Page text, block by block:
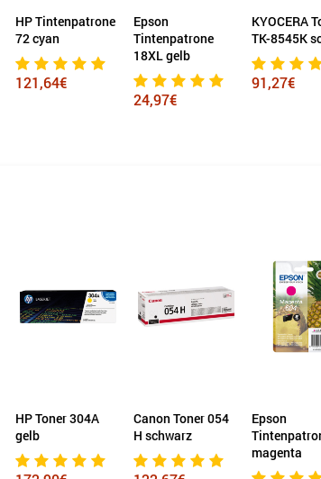
HP Tintenpatrone
72 cyan
121,64€
Epson
Tintenpatrone
18XL gelb
24,97€
KYOCERA
TK-8545K
91,27€
HP Toner 304A
gelb
Canon Toner 054
H schwarz
Epson
magenta